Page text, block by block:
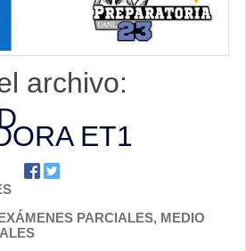
archivo:
ET1
PARCIALES, MEDIO